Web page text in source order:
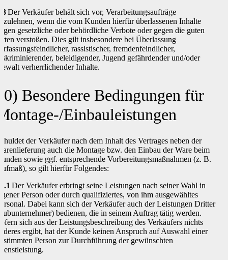
Der Verkäufer behält sich vor, Verarbeitungsaufträge
wenn die vom Kunden hierfür überlassenen Inhalte
gesetzliche oder behördliche Verbote oder gegen die guten
verstoßen. Dies gilt insbesondere bei Überlassung
rassistischer, fremdenfeindlicher,
beleidigender, Jugend gefährdender und/oder
verherrlichender Inhalte.
Besondere Bedingungen für
Einbauleistungen
der Verkäufer nach dem Inhalt des Vertrages neben der
auch die Montage bzw. den Einbau der Ware beim
sowie ggf. entsprechende Vorbereitungsmaßnahmen (z. B.
so gilt hierfür Folgendes:
Der Verkäufer erbringt seine Leistungen nach seiner Wahl in
Person oder durch qualifiziertes, von ihm ausgewähltes
Dabei kann sich der Verkäufer auch der Leistungen Dritter
bedienen, die in seinem Auftrag tätig werden.
sich aus der Leistungsbeschreibung des Verkäufers nichts
ergibt, hat der Kunde keinen Anspruch auf Auswahl einer
Person zur Durchführung der gewünschten